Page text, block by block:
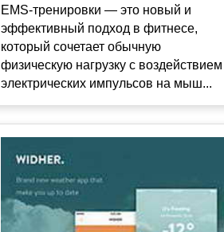
EMS-тренировки — это новый и
эффективный подход в фитнесе,
который сочетает обычную
физическую нагрузку с воздействием
электрических импульсов на мыш...